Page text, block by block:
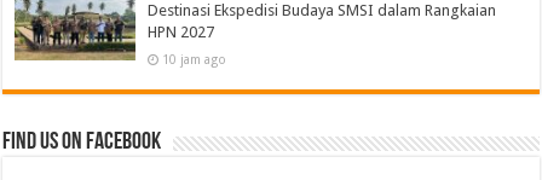
Destinasi Ekspedisi Budaya SMSI dalam Rangkaian
HPN 2027
10 jam ago
Find us on Facebook